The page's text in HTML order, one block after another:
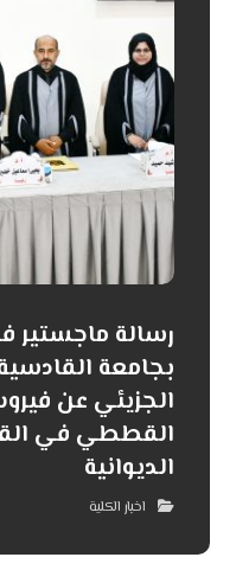
رسالة ماجستير
بجامعة
الجزيئي عن
القططي في
الديوانية
اخبار الكلية